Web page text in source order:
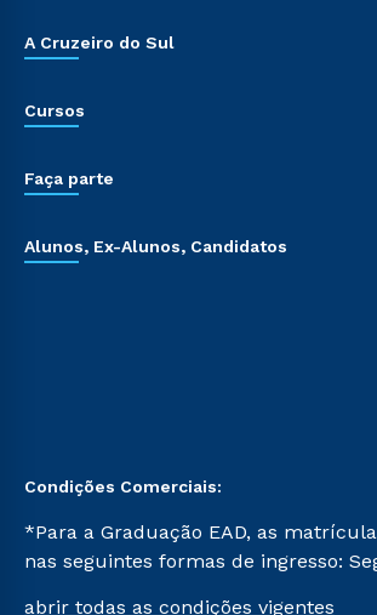
A Cruzeiro do Sul
Cursos
Faça parte
Alunos, Ex-Alunos, Candidatos
Condições Comerciais:
*Para a Graduação EAD, as
nas seguintes formas de ingresso:
abrir todas as condições vigentes